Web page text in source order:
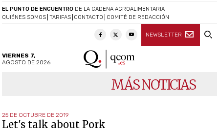
QUIÉNES SOMOS TARIFAS CONTACTO COMITÉ DE REDACCIÓN
NEWSLETTER
EL PUNTO DE ENCUENTRO DE LA CADENA AGROALIMENTARIA
VIERNES 7,
AGOSTO DE 2026
MÁS NOTICIAS
25 DE OCTUBRE DE 2019
Let's talk about Pork